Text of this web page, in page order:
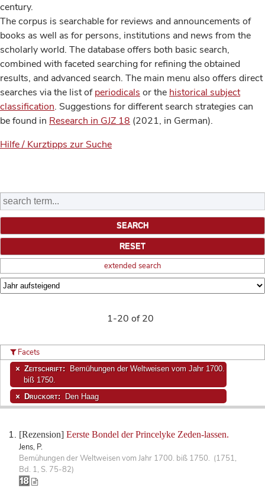
century.
The corpus is searchable for reviews and announcements of
books as well as for persons, institutions and news from the
scholarly world. The database offers both basic search,
combined with faceted searching for refining the obtained
results, and advanced search. The main menu also offers direct
searches via the list ofperiodicals or the historical subject
classification. Suggestions for different search strategies can
be found in Research in GJZ 18 (2021, in German).
Hilfe / Kurztipps zur Suche
extended search
1-20 of 20
[Rezension] Eerste Bondel der Princelyke Zeden-lassen.
Jens, P.
Bemühungen der Weltweisen vom Jahr 1700. biß 1750. (1751,
Bd. 1, S. 75-82)
Facets
Zeitschrift:
Bemühungen der Weltweisen vom Jahr 1700.
biß 1750.
Druckort: Den Haag